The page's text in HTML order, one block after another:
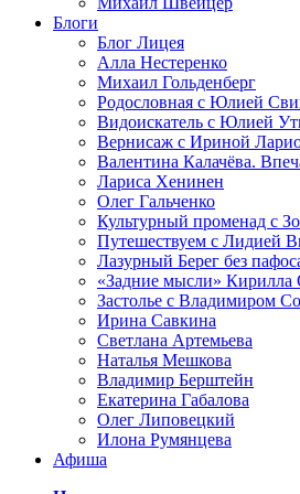
Блоги
Блог Лицея
Алла Нестеренко
Михаил Гольденберг
Родословная с Юлией
Видоискатель с Юлией
Вернисаж с Ириной
Валентина Калачёва.
Лариса Хенинен
Олег Гальченко
Культурный променад с
Путешествуем с Лидией
Лазурный Берег без
«Задние мысли»
Застолье с Владимиром
Ирина Савкина
Светлана Артемьева
Наталья Мешкова
Владимир Берштейн
Екатерина Габалова
Олег Липовецкий
Илона Румянцева
Афиша